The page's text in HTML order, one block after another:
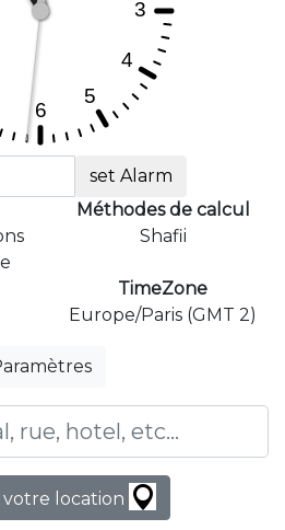
set Alarm
Méthodes de calcul
Shafii
TimeZone
Europe/Paris (GMT 2)
location